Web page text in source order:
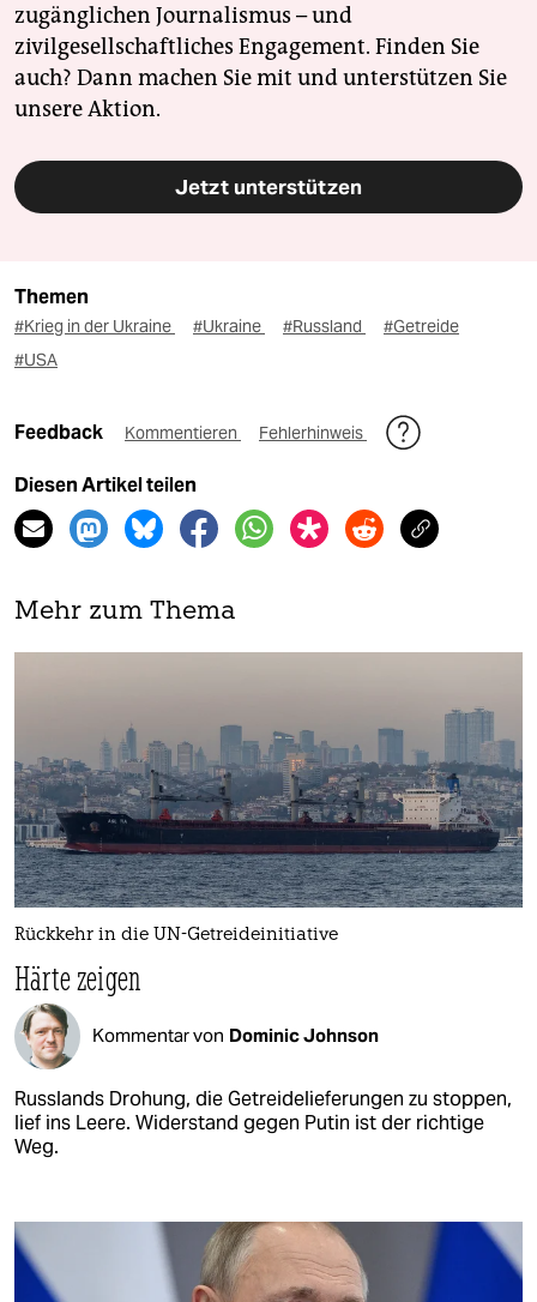
zugänglichen Journalismus – und
zivilgesellschaftliches Engagement. Finden Sie
auch? Dann machen Sie mit und unterstützen Sie
unsere Aktion.
Jetzt unterstützen
Themen
#Krieg in der Ukraine #Ukraine #Russland
#Getreide
#USA
Feedback Kommentieren Fehlerhinweis
Diesen Artikel teilen
Mehr zum Thema
Rückkehr in die UN-Getreideinitiative
Härte zeigen
Kommentar von Dominic Johnson
Russlands Drohung, die Getreidelieferungen zu stoppen,
lief ins Leere. Widerstand gegen Putin ist der richtige
Weg.